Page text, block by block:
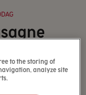
to the storing of
analyze site